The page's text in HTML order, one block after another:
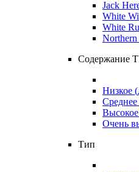
Jack
White
White
Содержание
Низкое
Очень
Тип